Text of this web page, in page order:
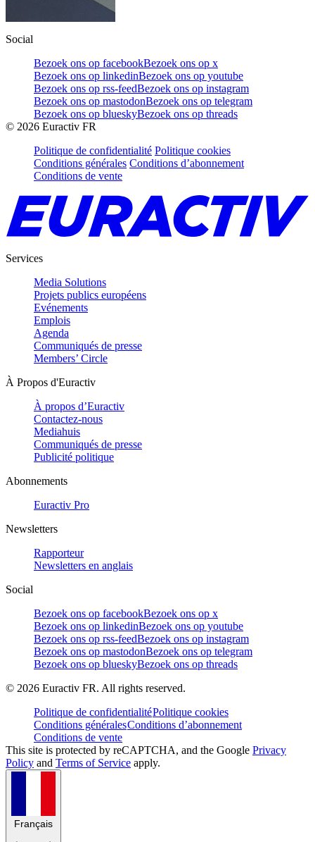
Social
Bezoek ons op facebookBezoek ons op x
Bezoek ons op linkedinBezoek ons op youtube
Bezoek ons op rss-feedBezoek ons op instagram
Bezoek ons op mastodonBezoek ons op telegram
Bezoek ons op blueskyBezoek ons op threads
© 2026 Euractiv FR
Politique de confidentialité Politique cookies
Conditions générales Conditions d’abonnement
Conditions de vente
Services
Media Solutions
Projets publics européens
Evénements
Emplois
Agenda
Communiqués de presse
Members’ Circle
À Propos d'Euractiv
À propos d’Euractiv
Contactez-nous
Mediahuis
Communiqués de presse
Publicité politique
Abonnements
Euractiv Pro
Newsletters
Rapporteur
Newsletters en anglais
Social
Bezoek ons op facebookBezoek ons op x
Bezoek ons op linkedinBezoek ons op youtube
Bezoek ons op rss-feedBezoek ons op instagram
Bezoek ons op mastodonBezoek ons op telegram
Bezoek ons op blueskyBezoek ons op threads
© 2026 Euractiv FR. All rights reserved.
Politique de confidentialitéPolitique cookies
Conditions généralesConditions d’abonnement
Conditions de vente
This site is protected by reCAPTCHA, and the Google Privacy
Policy and Terms of Service apply.
Français